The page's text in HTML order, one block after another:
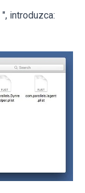
", introduzca: